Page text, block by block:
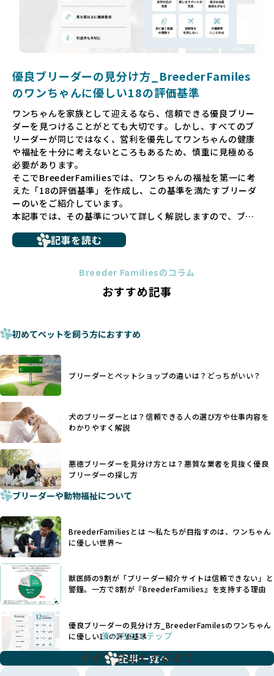
そして、消費者の皆様が正しい情報をもとに優良ブリーダー
を求めることで、ワンちゃんを家族のように愛する優良ブリ
ーダーが増え、営利優先の「悪徳ブリーダー」が自然と淘汰
される社会を目指しています。目の前の子犬だけでなく、親
ゃんに優しい世界を築いていきたいと考えています。
長するための環境が十分に整っていない場合が多く、販売ま
での間に過密な環境や長距離移動のストレスを受けることが
少なくありません。このような環境は、健康リスクや社会性
の問題につながりやすく、ワンちゃんにとっても望ましいと
は言えません。
こうした背景から、BreederFamiliesはペットショップを介
さない直接販売を採用するとともに、ペットオークションや
ペットショップを利用するブリーダーの掲載も行ってしませ
ん。
ペットショップを避けた方がいい理由の詳細はこちら
法令レベルの最低基準にとどまっていることが問題です。こ
の法令レベルの基準はブリーディング環境の最低限を定める
ものに過ぎず、ワンちゃんの心身の福祉やブリーダーの責任
少なくなく、消費者にとって選択の判断が難しい現状があり
さらに、書類審査のみで掲載が許可されるサイトが多く、実
際の飼育環境やブリーダーの姿勢が見えにくい点も課題で
す。こうしたサイトでは、ブリーダーが記載する情報が主で
あり、実際の現場や日々のケアの状況がわからないため、営
利優先の「悪徳ブリーダー」が含まれるリスクが高まりま
す。
BreederFamiliesでは、ワンちゃんを大切にする「優良ブリ
ーダー」のみを紹介するために、法令を超えた独自の基準を
設け、ブリーダーの理念や飼育環境の厳格なチェックを行っ
ています。
一部の営利優先のブリーディングでは、母犬の出産負担を考
えずに大量繁殖が行われ、親犬が心身ともに疲弊するケース
が見られます。さらに、コストカットのために食事を減らし
たり、栄養のない食事を与える、適切な健康管理が行われな
いなど、ワンちゃんの健康と福祉が犠牲にされることも少な
くありません。
また、健康リスクが予測しづらいミックス犬の繁殖や、愛情
が行き届かない多頭飼育等も問題です。これらのブリーディ
ング手法は、ワンちゃんの福祉を無視し、利益のみを追求す
るブリーダーによるものが多く、消費者にとっても深刻な課
題となっています。
BreederFamiliesでは、こうしたワンちゃんに優しくないブ
リーディングをなくすため、すべてのワンちゃんを家族のよ
うに大切に飼育・繁殖を行っている「優良ブリーダー」のみ
優良ブリーダーの見分け方_BreederFamiles
のワンちゃんに優しい18の評価基準
ワンちゃんを家族として迎えるなら、信頼できる優良ブリー
ダーを見つけることがとても大切です。しかし、すべてのブ
リーダーが同じではなく、営利を優先してワンちゃんの健康
や福祉を十分に考えないところもあるため、慎重に見極める
必要があります。
そこでBreederFamiliesでは、ワンちゃんの福祉を第一に考
えた「18の評価基準」を作成し、この基準を満たすブリーダ
ーのいをご紹介しています。
本記事では、その基準について詳しく解説しますので、ブリ
に断尾（しっぽを切る）や断耳（耳を切る）が行われている
これは痛みを伴う処置で、ワンちゃんの身体的な負担が大き
手段でもあるため、切断されることで他の犬や人間との意思
ヨーロッパ諸国ではこうした処置が禁止されている一方で、
日本ではいまだ行われる場合があります。
優良ブリーダーは動物福祉を優先し、ワンちゃんの自然な姿
を大切にするため断尾・断耳を行いません。
一方、営利優先ブリーダーでは「見た目が良く売れやすい」
ことを理由に断尾や断耳を行うことがあり、中には麻酔なし
で処置するケースも見受けられます。
「耳やしっぽを切らない」詳細はこちら
犬種ごとに異なる健康リスクや育て方のポイントを理解し、
適切に対応するためには、深い知識と豊富な経験が欠かせま
せん。現在、犬種は200種類以上あり、それぞれに特有の健康
たとえば、パグは呼吸器系のトラブルを抱えやすく、ラブラ
ドール・レトリバーには股関節形成不全への注意が必要で
す。このような犬種ごとの違いを熟知し、適切なケアを提供
できるかどうかは、ブリーダーの専門性に大きく関わりま
す。
優良ブリーダーは、少数の犬種（一般的に3種以内）に絞って
繁殖を行い、各犬種の特徴を熟知しています。これにより、
犬種ごとの健康管理や繁殖において質の高いケアを提供する
ことが可能です。
一方、営利優先ブリーダーは流行や需要に応じて扱う犬種を
増やす傾向があり、犬種ごとに異なる健康問題や適切な育成
環境を十分に考慮しない場合があります。こうしたブリーダ
記事を読む
Breeder Familiesのコラム
おすすめ記事
初めてペットを飼う方におすすめ
ブリーダーとペットショップの違いは？どっちがいい？
犬のブリーダーとは？信頼できる人の選び方や仕事内容を
わかりやすく解説
悪徳ブリーダーを見分け方とは？悪質な業者を見抜く優良
ブリーダーの探し方
ブリーダーや動物福祉について
BreederFamiliesとは 〜私たちが目指すのは、ワンちゃん
に優しい世界〜
獣医師の9割が「ブリーダー紹介サイトは信頼できない」と
警鐘。一方で8割が『BreederFamilies』を支持する理由
優良ブリーダーの見分け方_BreederFamilesのワンちゃん
に優しい18の評価基準
記事一覧へ
使い方のステップ
子犬をお迎えするまで